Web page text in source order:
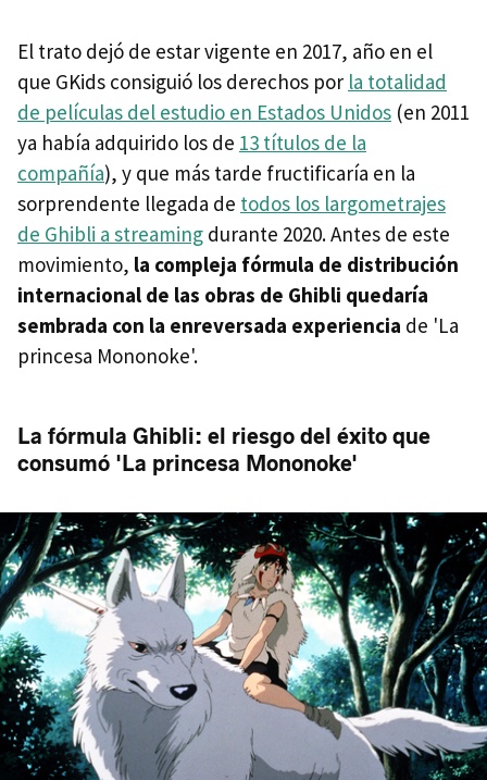
El trato dejó de estar vigente en 2017, año en el
que GKids consiguió los derechos por la totalidad
de películas del estudio en Estados Unidos (en 2011
ya había adquirido los de 13 títulos de la
compañía), y que más tarde fructificaría en la
sorprendente llegada de todos los largometrajes
de Ghibli a streaming durante 2020. Antes de este
movimiento, la compleja fórmula de distribución
internacional de las obras de Ghibli quedaría
sembrada con la enreversada experiencia de 'La
princesa Mononoke'.
La fórmula Ghibli: el riesgo del éxito que
consumó 'La princesa Mononoke'